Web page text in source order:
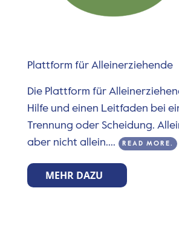
Plattform für Alleinerziehende
Die Plattform für
Hilfe und einen Leitfaden bei
Trennung oder Scheidung.
aber nicht allein....
READ MORE.
MEHR DAZU